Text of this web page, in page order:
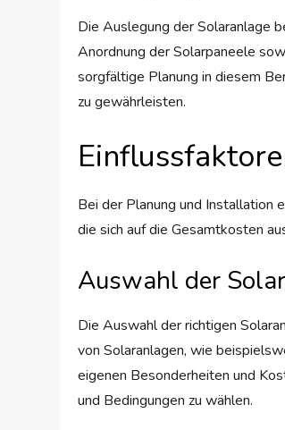
Die Auslegung der Solaranlage
Anordnung der Solarpaneele
sorgfältige Planung in diesem
zu gewährleisten.
Bei der Planung und Installation
die sich auf die Gesamtkosten
Auswahl der
Die Auswahl der richtigen
von Solaranlagen, wie
eigenen Besonderheiten und
und Bedingungen zu wählen.